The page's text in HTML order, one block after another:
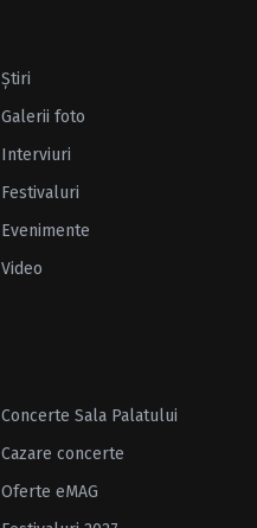
Ştiri
Galerii foto
Interviuri
Festivaluri
Evenimente
Video
Concerte Sala Palatului
Cazare concerte
Oferte eMAG